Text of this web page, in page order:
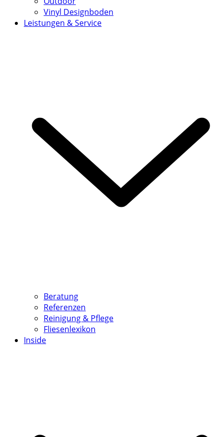
Vinyl Designboden
Leistungen & Service
Beratung
Referenzen
Reinigung & Pflege
Fliesenlexikon
Inside